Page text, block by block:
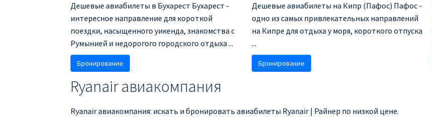
Дешевые авиабилеты в Бухарест Бухарест -
интересное направление для короткой
поездки, насыщенного уикенда, знакомства с
Румынией и недорогого городского отдыха ...
Бронирование
Дешевые авиабилеты на Кипр (Пафос) Пафос -
одно из самых привлекательных направлений
на Кипре для отдыха у моря, короткого отпуска
...
Бронирование
Ryanair авиакомпания
Ryanair авиакомпания: искать и бронировать авиабилеты Ryanair | Райнер по низкой цене.